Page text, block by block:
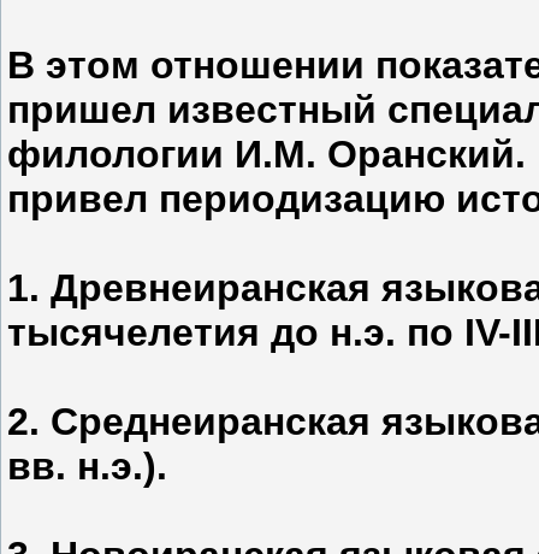
В этом отношении
пришел известный
филологии И.М. Оранский.
привел периодизацию
1. Древнеиранская
тысячелетия до н.э. по IV-
2. Среднеиранская
вв. н.э.).